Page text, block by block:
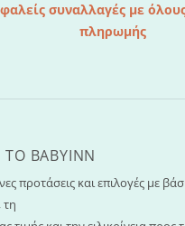
συναλλαγές με
πληρωμής
TO ΒΑΒΥΙΝΝ
προτάσεις και επιλογές με
τη